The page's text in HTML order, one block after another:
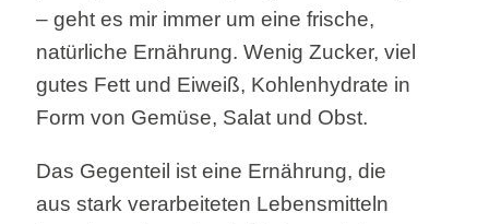
– geht es mir immer um eine frische,
natürliche Ernährung. Wenig Zucker, viel
gutes Fett und Eiweiß, Kohlenhydrate in
Form von Gemüse, Salat und Obst.
Das Gegenteil ist eine Ernährung, die
aus stark verarbeiteten Lebensmitteln